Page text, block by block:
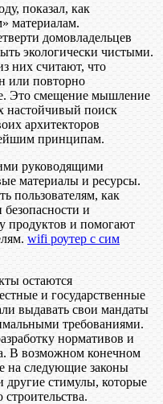
показал, как
материалам.
домовладельцев
экологически чистыми.
них считают, что
или повторно
Это смещение мышление
настойчивый поиск
архитекторов
принципам.
руководящими
материалы и ресурсы.
пользователям, как
и
продуктов и помогают
wifi роутер с сим
остаются
и государственные
выдавать свои мандаты
требованиями.
нормативов и
В возможном конечном
на следующие законы
другие стимулы, которые